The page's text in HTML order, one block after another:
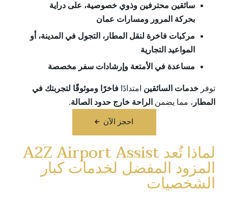
سائقين محترفين وذوي خصوصية، على دراية
بحركة المرور ومسارات عمان
مركبات فاخرة لنقل المطار، التجول في المدينة، أو
المواعيد التجارية
مساعدة في الأمتعة وإرشادات سفر مخصصة
توفر خدمات السائقين امتدادًا فاخرًا وموثوقًا لتجربتك في
المطار ، مما يضمن الراحة خارج حدود الصالة.
احجز الآن
لماذا تُعد A2Z Airport Assist
المزود المفضل لخدمات كبار
الشخصيات